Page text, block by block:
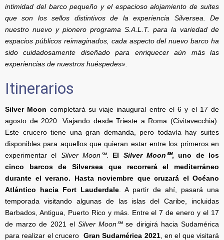
intimidad del barco pequeño y el espacioso alojamiento de suites
que son los sellos distintivos de la experiencia Silversea. De
nuestro nuevo y pionero programa S.A.L.T. para la variedad de
espacios públicos reimaginados, cada aspecto del nuevo barco ha
sido cuidadosamente diseñado para enriquecer aún más las
experiencias de nuestros huéspedes».
Itinerarios
Silver Moon completará su viaje inaugural entre el 6 y el 17 de
agosto de 2020. Viajando desde Trieste a Roma (Civitavecchia).
Este crucero tiene una gran demanda, pero todavía hay suites
disponibles para aquellos que quieran estar entre los primeros en
experimentar el Silver Moon℠. El Silver Moon℠, uno de los
cinco barcos de Silversea que recorrerá el mediterráneo
durante el verano. Hasta noviembre que cruzará el Océano
Atlántico hacia Fort Lauderdale . A partir de ahí, pasará una
temporada visitando algunas de las islas del Caribe, incluidas
Barbados, Antigua, Puerto Rico y más. Entre el 7 de enero y el 17
de marzo de 2021 el Silver Moon℠se dirigirá hacia Sudamérica
para realizar el crucero Gran Sudamérica 2021, en el que visitará